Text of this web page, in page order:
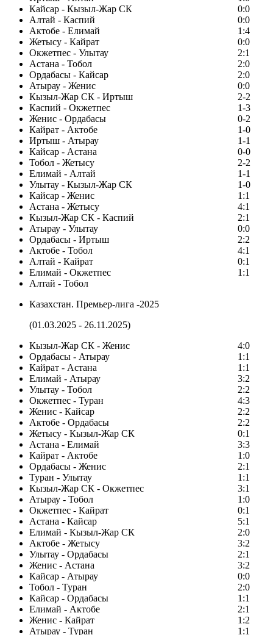
Кайсар - Кызыл-Жар СК
0:0
Алтай - Каспий
0:0
Актобе - Елимай
1:4
Жетысу - Кайрат
0:0
Окжетпес - Улытау
2:1
Астана - Тобол
2:0
Ордабасы - Кайсар
2:0
Атырау - Женис
0:0
Кызыл-Жар СК - Иртыш
2-2
Каспий - Окжетпес
1-3
Женис - Ордабасы
0-2
Кайрат - Актобе
1-0
Иртыш - Атырау
1-1
Кайсар - Астана
0-0
Тобол - Жетысу
2-2
Елимай - Алтай
1-1
Улытау - Кызыл-Жар СК
1-0
Кайсар - Женис
1:1
Астана - Жетысу
4:1
Кызыл-Жар СК - Каспий
2:1
Атырау - Улытау
0:0
Ордабасы - Иртыш
2:2
Актобе - Тобол
4:1
Алтай - Кайрат
0:1
Елимай - Окжетпес
1:1
Алтай - Тобол
Казахстан. Премьер-лига -2025
(01.03.2025 - 26.11.2025)
Кызыл-Жар СК - Женис
4:0
Ордабасы - Атырау
1:1
Кайрат - Астана
1:1
Елимай - Атырау
3:2
Улытау - Тобол
2:2
Окжетпес - Туран
4:3
Женис - Кайсар
2:2
Актобе - Ордабасы
2:2
Жетысу - Кызыл-Жар СК
0:1
Астана - Елимай
3:3
Кайрат - Актобе
1:0
Ордабасы - Женис
2:1
Туран - Улытау
1:1
Кызыл-Жар СК - Окжетпес
3:1
Атырау - Тобол
1:0
Окжетпес - Кайрат
0:1
Астана - Кайсар
5:1
Елимай - Кызыл-Жар СК
2:0
Актобе - Жетысу
3:2
Улытау - Ордабасы
2:1
Женис - Астана
3:2
Кайсар - Атырау
0:0
Тобол - Туран
2:0
Кайсар - Ордабасы
1:1
Елимай - Актобе
2:1
Женис - Кайрат
1:2
Атырау - Туран
1:1